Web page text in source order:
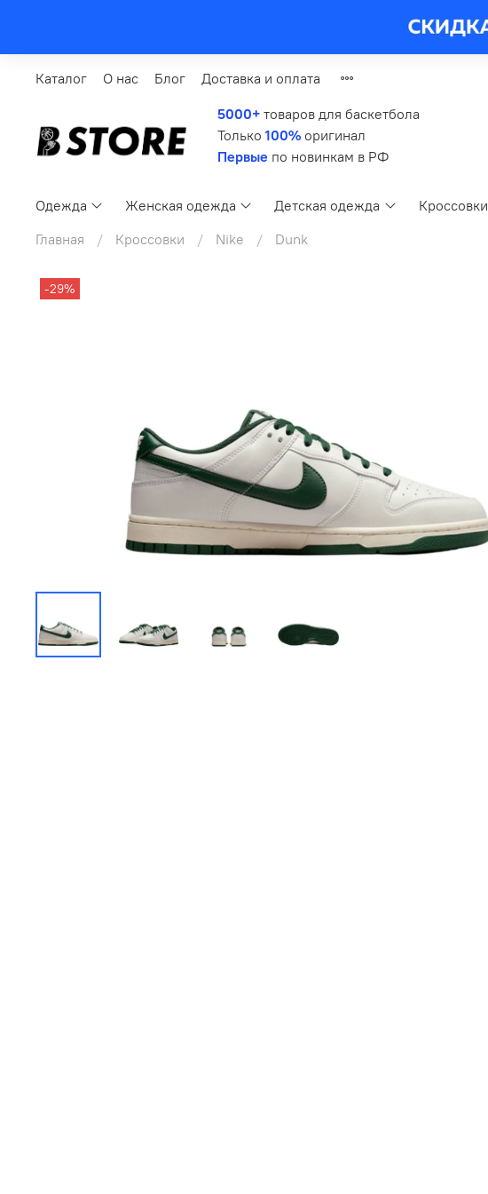
Каталог О нас Блог Доставка и оплата
5000+ товаров для баскетбола
Только 100% оригинал
Первые по новинкам в РФ
Одежда Женская одежда Детская одежда Кроссовки
Главная
Кроссовки Nike Dunk
-29%